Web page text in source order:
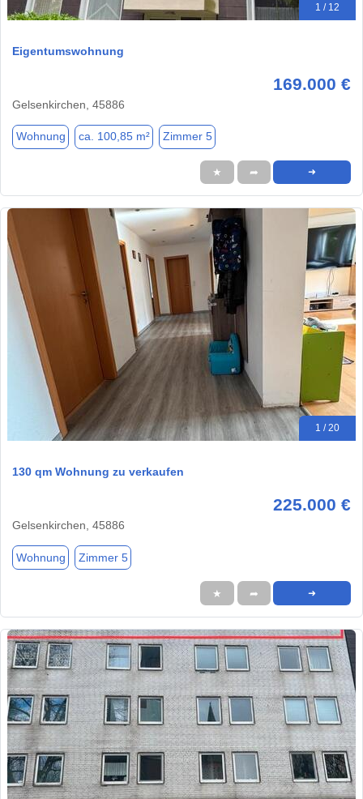
1 / 12
Eigentumswohnung
169.000 €
Gelsenkirchen, 45886
Wohnung ca. 100,85 m² Zimmer 5
★ ➦ ➜
1 / 20
130 qm Wohnung zu verkaufen
225.000 €
Gelsenkirchen, 45886
Wohnung Zimmer 5
★ ➦ ➜